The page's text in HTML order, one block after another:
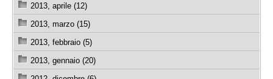
2013, aprile (12)
2013, marzo (15)
2013, febbraio (5)
2013, gennaio (20)